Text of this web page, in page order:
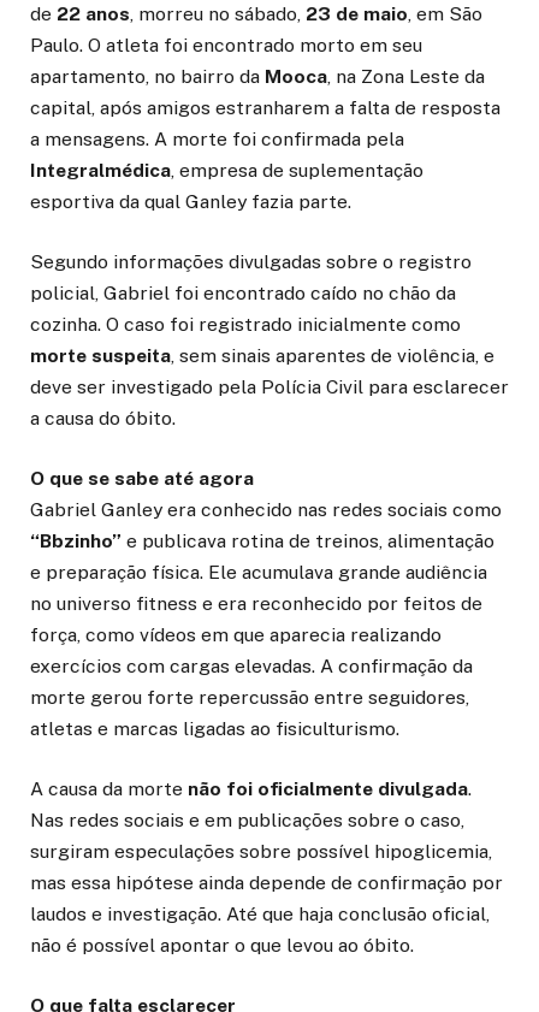
de 22 anos , morreu no sábado, 23 de maio , em São
Paulo. O atleta foi encontrado morto em seu
apartamento, no bairro da Mooca , na Zona Leste da
capital, após amigos estranharem a falta de resposta
a mensagens. A morte foi confirmada pela
Integralmédica , empresa de suplementação
esportiva da qual Ganley fazia parte.
Segundo informações divulgadas sobre o registro
policial, Gabriel foi encontrado caído no chão da
cozinha. O caso foi registrado inicialmente como
morte suspeita , sem sinais aparentes de violência, e
deve ser investigado pela Polícia Civil para esclarecer
a causa do óbito.
O que se sabe até agora
Gabriel Ganley era conhecido nas redes sociais como
“Bbzinho” e publicava rotina de treinos, alimentação
e preparação física. Ele acumulava grande audiência
no universo fitness e era reconhecido por feitos de
força, como vídeos em que aparecia realizando
exercícios com cargas elevadas. A confirmação da
morte gerou forte repercussão entre seguidores,
atletas e marcas ligadas ao fisiculturismo.
A causa da morte não foi oficialmente divulgada.
Nas redes sociais e em publicações sobre o caso,
surgiram especulações sobre possível hipoglicemia,
mas essa hipótese ainda depende de confirmação por
laudos e investigação. Até que haja conclusão oficial,
não é possível apontar o que levou ao óbito.
O que falta esclarecer